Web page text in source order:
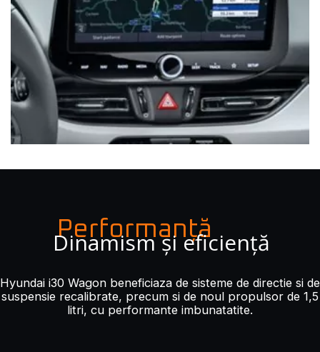
Performanță
Dinamism și eficiență
Hyundai i30 Wagon beneficiaza de sisteme de directie si de
suspensie recalibrate, precum si de noul propulsor de 1,5
litri, cu performante imbunatatite.